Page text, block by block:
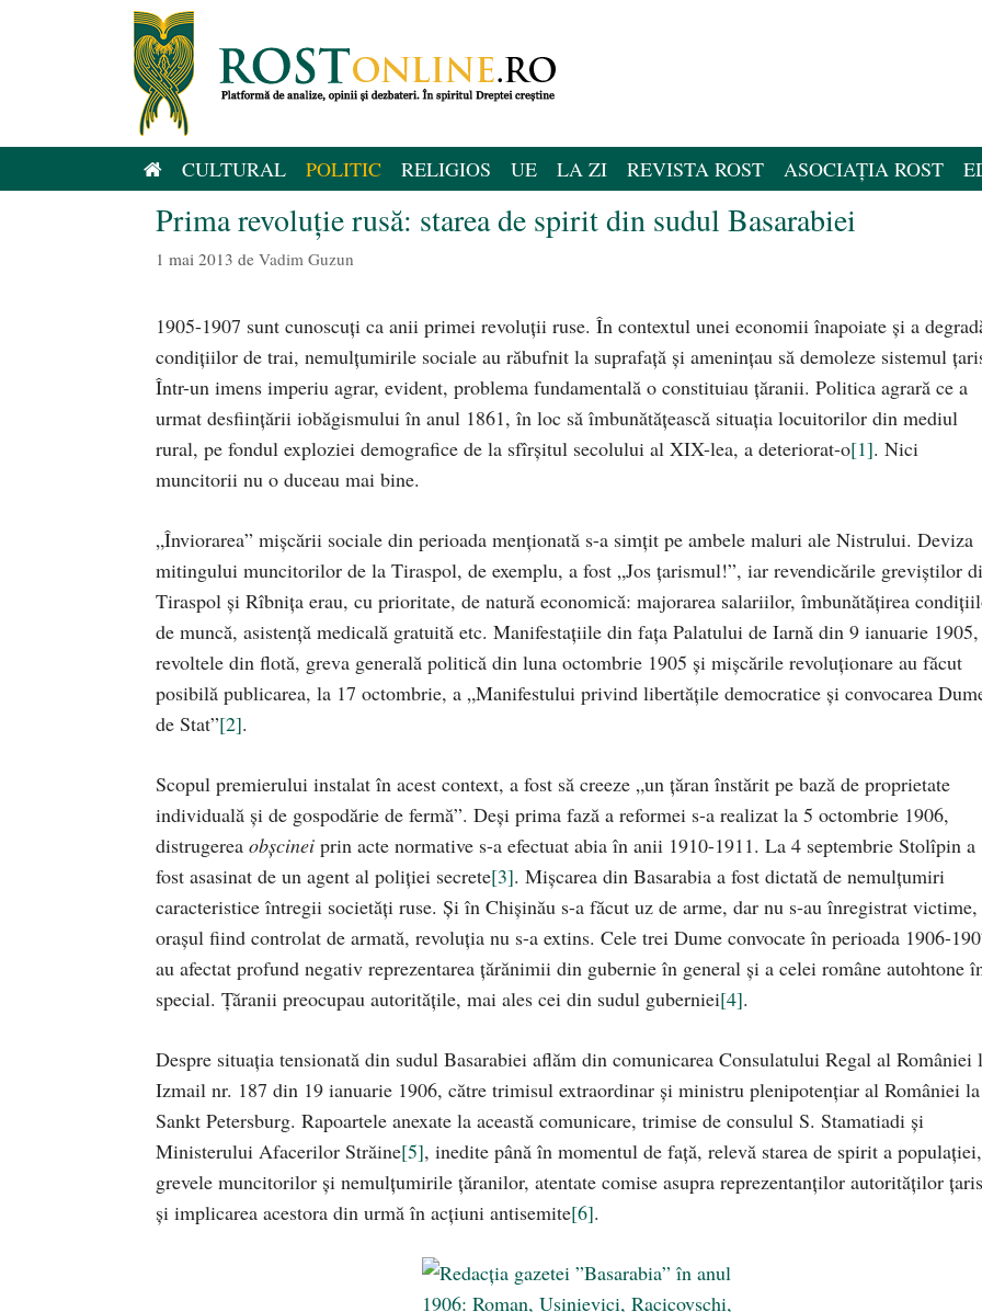
CULTURAL POLITIC RELIGIOS UE LA ZI REVISTA ROST ASOCIAȚIA ROST
Prima revoluţie rusă: starea de spirit din sudul Basarabiei
1 mai 2013 de Vadim Guzun
1905-1907 sunt cunoscuţi ca anii primei revoluţii ruse. În contextul unei economii înapoiate şi a
condiţiilor de trai, nemulţumirile sociale au răbufnit la suprafaţă şi ameninţau să demoleze sistemul
Într-un imens imperiu agrar, evident, problema fundamentală o constituiau ţăranii. Politica agrară ce a
urmat desfiinţării iobăgismului în anul 1861, în loc să îmbunătăţească situaţia locuitorilor din mediul
rural, pe fondul exploziei demografice de la sfîrşitul secolului al XIX-lea, a deteriorat-o[1]. Nici
muncitorii nu o duceau mai bine.
„Înviorarea” mişcării sociale din perioada menţionată s-a simţit pe ambele maluri ale Nistrului. Deviza
mitingului muncitorilor de la Tiraspol, de exemplu, a fost „Jos ţarismul!”, iar revendicările greviştilor
Tiraspol şi Rîbniţa erau, cu prioritate, de natură economică: majorarea salariilor, îmbunătăţirea
de muncă, asistenţă medicală gratuită etc. Manifestaţiile din faţa Palatului de Iarnă din 9 ianuarie 1905,
revoltele din flotă, greva generală politică din luna octombrie 1905 şi mişcările revoluţionare au făcut
posibilă publicarea, la 17 octombrie, a „Manifestului privind libertăţile democratice şi convocarea
de Stat”[2].
Scopul premierului instalat în acest context, a fost să creeze „un ţăran înstărit pe bază de proprietate
individuală şi de gospodărie de fermă”. Deşi prima fază a reformei s-a realizat la 5 octombrie 1906,
distrugerea obşcinei prin acte normative s-a efectuat abia în anii 1910-1911. La 4 septembrie Stolîpin a
fost asasinat de un agent al poliţiei secrete[3]. Mişcarea din Basarabia a fost dictată de nemulţumiri
caracteristice întregii societăţi ruse. Şi în Chişinău s-a făcut uz de arme, dar nu s-au înregistrat victime,
oraşul fiind controlat de armată, revoluţia nu s-a extins. Cele trei Dume convocate în perioada 1906-
au afectat profund negativ reprezentarea ţărănimii din gubernie în general şi a celei române autohtone
special. Ţăranii preocupau autorităţile, mai ales cei din sudul guberniei[4].
Despre situaţia tensionată din sudul Basarabiei aflăm din comunicarea Consulatului Regal al României
Izmail nr. 187 din 19 ianuarie 1906, către trimisul extraordinar şi ministru plenipotenţiar al României la
Sankt Petersburg. Rapoartele anexate la această comunicare, trimise de consulul S. Stamatiadi şi
Ministerului Afacerilor Străine[5], inedite până în momentul de față, relevă starea de spirit a populaţiei,
grevele muncitorilor şi nemulţumirile ţăranilor, atentate comise asupra reprezentanţilor autorităţilor
şi implicarea acestora din urmă în acţiuni antisemite[6].